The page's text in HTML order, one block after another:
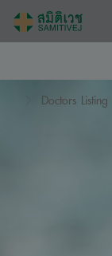
Doctors Listing